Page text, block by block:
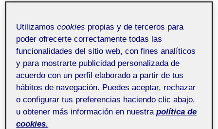
C
S
OTRAS COSAS
231_20_314_01
Proyecto I – Aula 1
Utilizamoscookies propias y de terceros para
poder ofrecerte correctamente todas las
funcionalidades del sitio web, con fines analíticos
y para mostrarte publicidad personalizada de
acuerdo con un perfil elaborado a partir de tus
hábitos de navegación. Puedes aceptar, rechazar
o configurar tus preferencias haciendo clic abajo,
u obtener más información en nuestra política de
cookies.